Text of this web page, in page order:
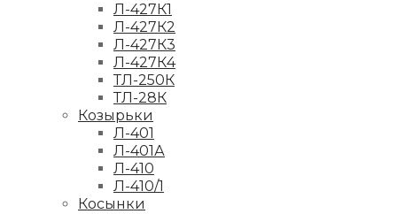
Л-427К1
Л-427К2
Л-427К3
Л-427К4
ТЛ-250К
ТЛ-28К
Козырьки
Л-401
Л-401А
Л-410
Л-410/1
Косынки